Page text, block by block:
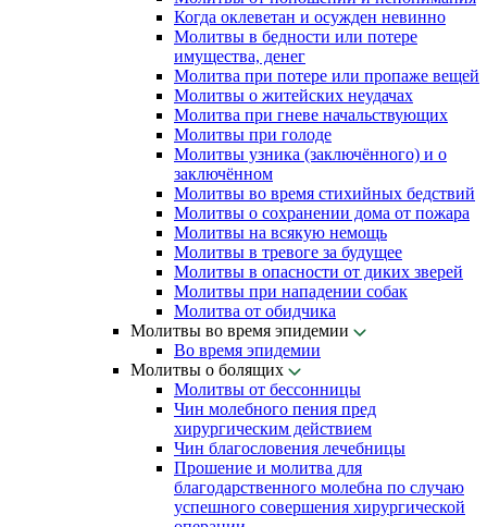
Когда оклеветан и осужден невинно
Молитвы в бедности или потере
имущества, денег
Молитва при потере или пропаже вещей
Молитвы о житейских неудачах
Молитва при гневе начальствующих
Молитвы при голоде
Молитвы узника (заключённого) и о
заключённом
Молитвы во время стихийных бедствий
Молитвы о сохранении дома от пожара
Молитвы на всякую немощь
Молитвы в тревоге за будущее
Молитвы в опасности от диких зверей
Молитвы при нападении собак
Молитва от обидчика
Молитвы во время эпидемии
Во время эпидемии
Молитвы о болящих
Молитвы от бессонницы
Чин молебного пения пред
хирургическим действием
Чин благословения лечебницы
Прошение и молитва для
благодарственного молебна по случаю
успешного совершения хирургической